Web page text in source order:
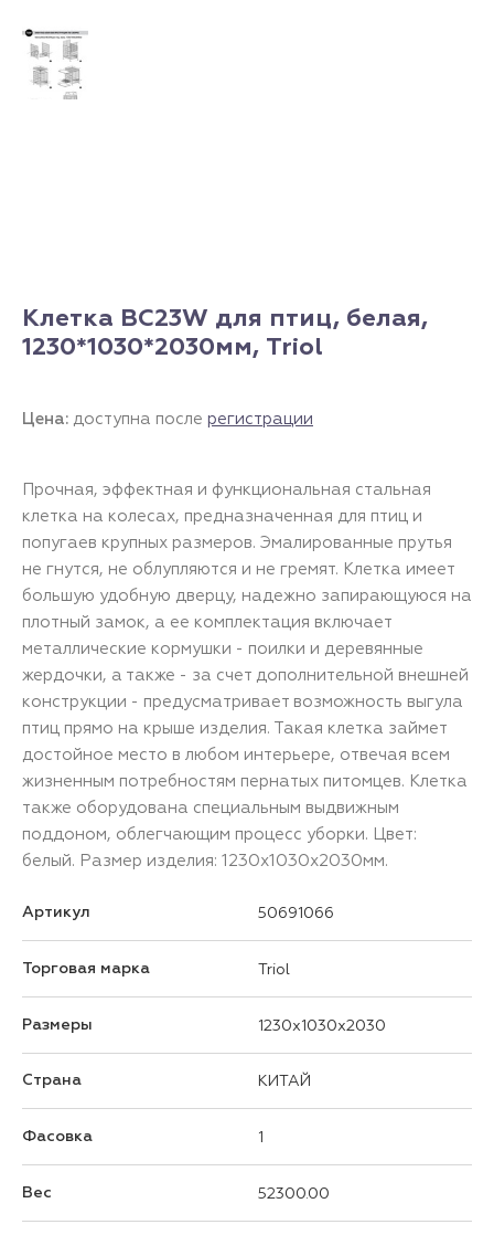
Клетка BC23W для птиц, белая,
1230*1030*2030мм, Triol
Цена: доступна после регистрации
Прочная, эффектная и функциональная стальная
клетка на колесах, предназначенная для птиц и
попугаев крупных размеров. Эмалированные прутья
не гнутся, не облупляются и не гремят. Клетка имеет
большую удобную дверцу, надежно запирающуюся на
плотный замок, а ее комплектация включает
металлические кормушки - поилки и деревянные
жердочки, а также - за счет дополнительной внешней
конструкции - предусматривает возможность выгула
птиц прямо на крыше изделия. Такая клетка займет
достойное место в любом интерьере, отвечая всем
жизненным потребностям пернатых питомцев. Клетка
также оборудована специальным выдвижным
поддоном, облегчающим процесс уборки. Цвет:
белый. Размер изделия: 1230х1030х2030мм.
Артикул 50691066
Торговая марка Triol
Размеры 1230x1030x2030
Страна КИТАЙ
Фасовка 1
Вес 52300.00